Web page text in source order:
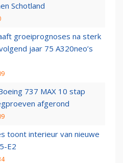
Schotland
groeiprognoses na sterk
jaar 75 A320neo’s
737 MAX 10 stap
afgerond
toont interieur van nieuwe
E2